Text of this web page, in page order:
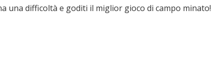
una difficoltà e goditi il miglior gioco di campo minato!